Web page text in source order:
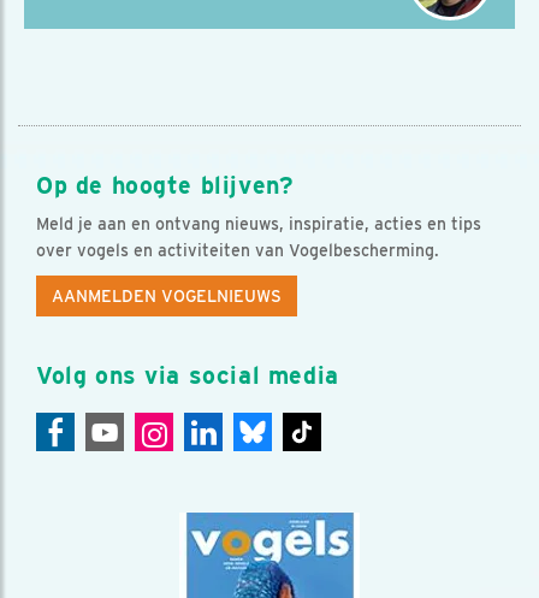
Op de hoogte blijven?
Meld je aan en ontvang nieuws, inspiratie, acties en tips
over vogels en activiteiten van Vogelbescherming.
AANMELDEN VOGELNIEUWS
Volg ons via social media